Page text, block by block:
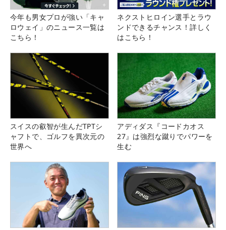
今年も男女プロが強い「キャ
ロウェイ」のニュース一覧は
こちら！
ネクストヒロイン選手とラウ
ンドできるチャンス！詳しく
はこちら！
スイスの叡智が生んだTPTシ
ャフトで、ゴルフを異次元の
世界へ
アディダス『コードカオス
27』は強烈な蹴りでパワーを
生む